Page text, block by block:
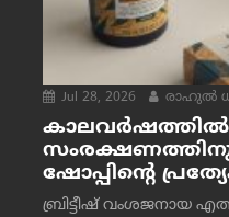
Jul 28, 2026 രാഹുല്‍
കാലവർഷത്തിൽ
ഷോപ്പിന്റെ
ബ്രിട്ടീഷ് വംശജനായ